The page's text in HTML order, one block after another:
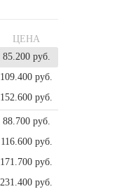
ЦЕНА
85.200 руб.
109.400 руб.
152.600 руб.
88.700 руб.
116.600 руб.
171.700 руб.
231.400 руб.